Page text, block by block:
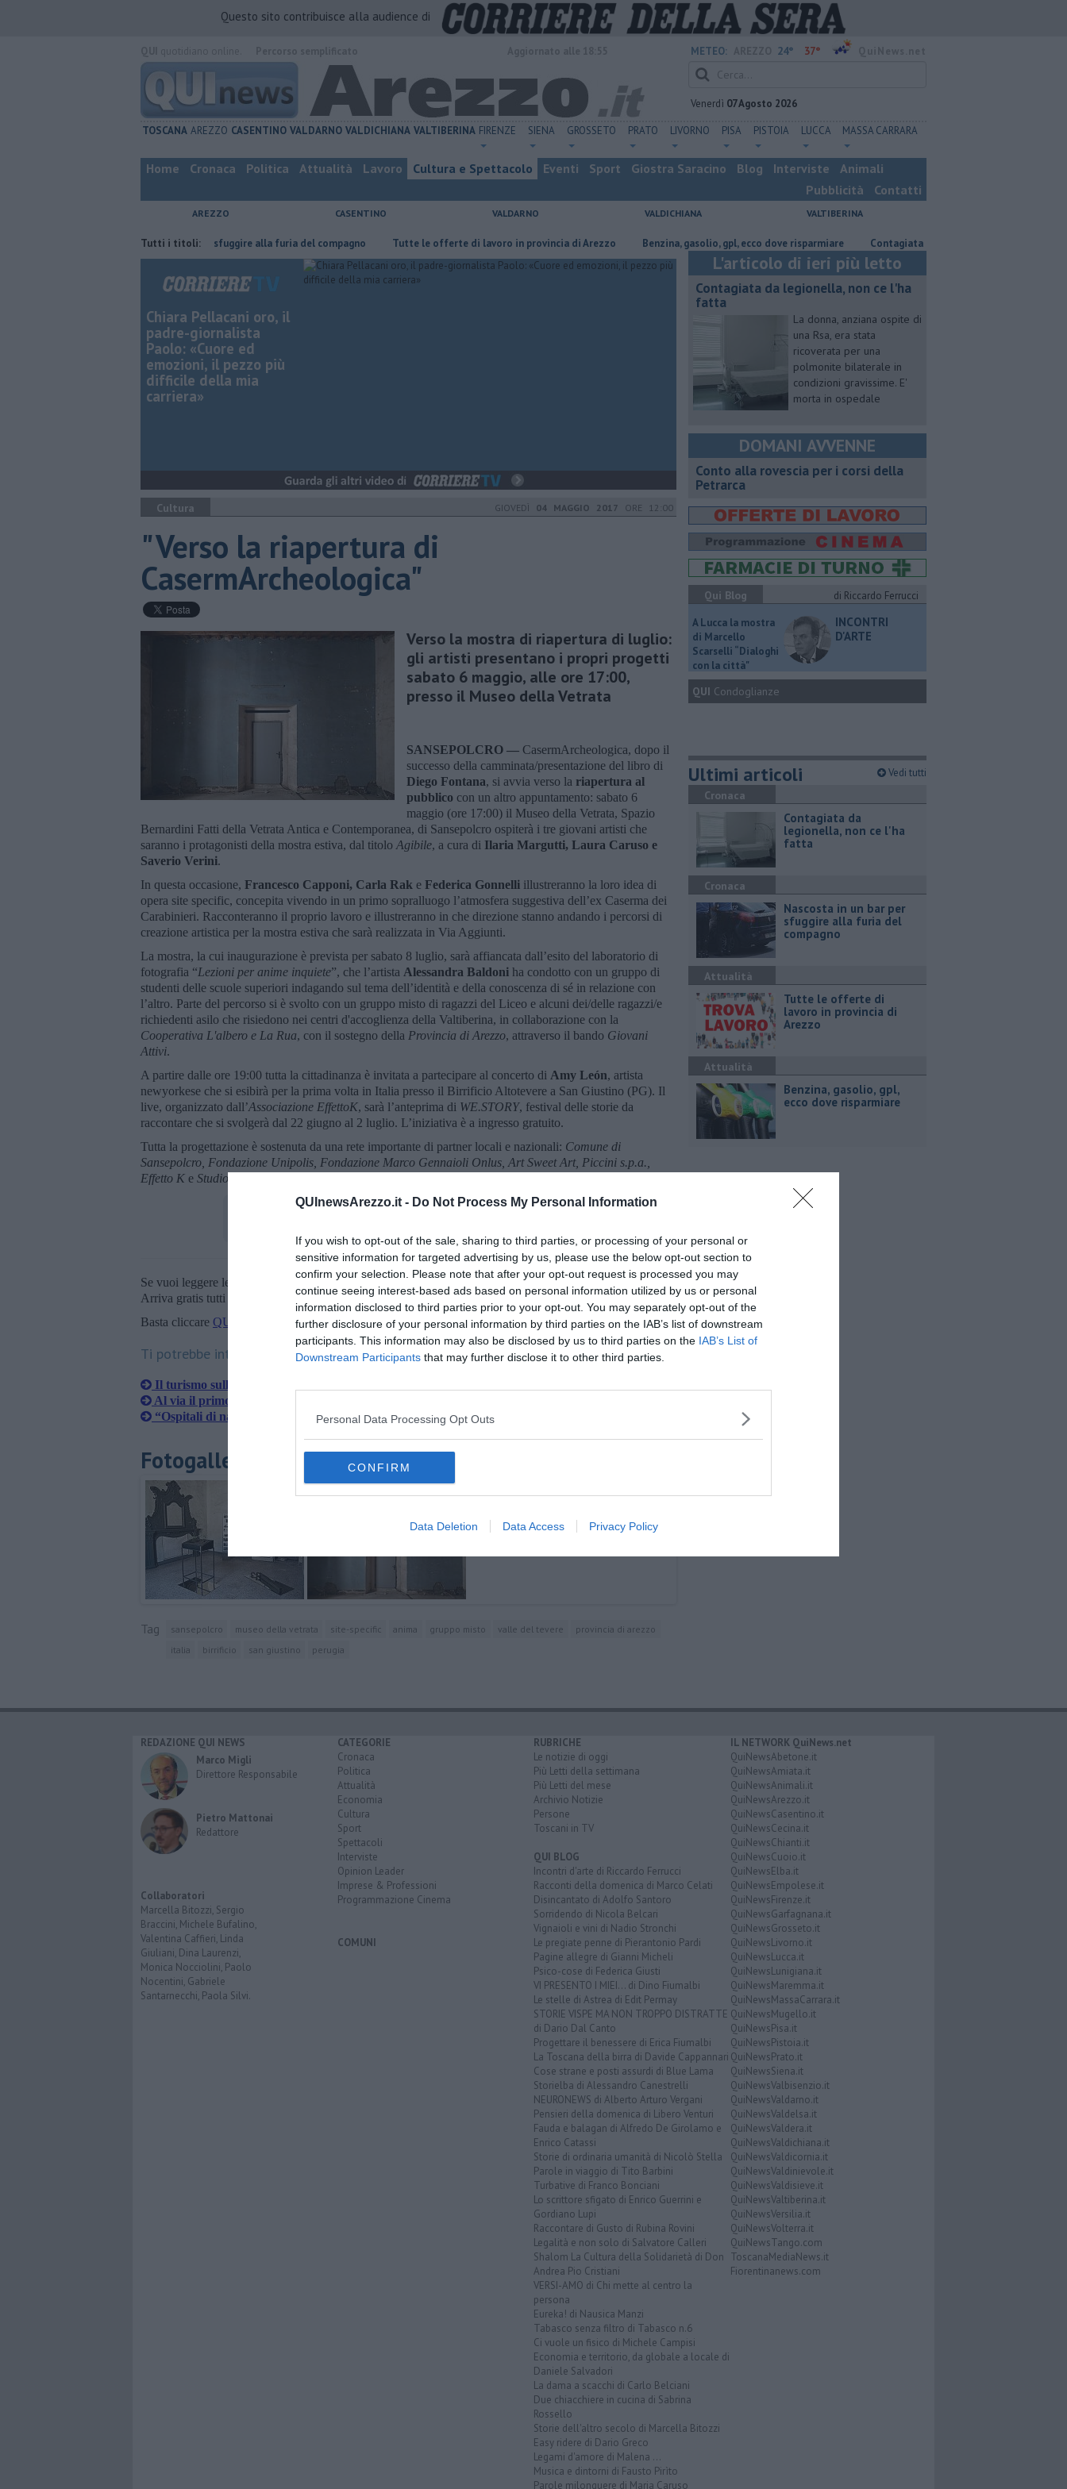
QUInewsArezzo.it - Do Not Process My Personal Information
If you wish to opt-out of the sale, sharing to third parties, or processing of your personal or
sensitive information for targeted advertising by us, please use the below opt-out section to
confirm your selection. Please note that after your opt-out request is processed you may
continue seeing interest-based ads based on personal information utilized by us or personal
information disclosed to third parties prior to your opt-out. You may separately opt-out of the
further disclosure of your personal information by third parties on the IAB’s list of downstream
participants. This information may also be disclosed by us to third parties on the IAB’s List of
Downstream Participants that may further disclose it to other third parties.
Personal Data Processing Opt Outs
CONFIRM
Data Deletion Data Access Privacy Policy
Questo sito contribuisce alla audience di
METEO: 24° 37°
Venerdì 07 Agosto 2026
TOSCANA AREZZO CASENTINO VALDARNO VALDICHIANA VALTIBERINA FIRENZE SIENA GROSSETO PRATO LIVORNO PISA PISTOIA LUCCA MASSA CARRARA
Home Cronaca Politica Attualità Lavoro Cultura e Spettacolo Eventi Sport Giostra Saracino Blog Interviste
Animali
Pubblicità
Contatti
AREZZO CASENTINO VALDARNO VALDICHIANA VALTIBERINA
Tutti i titoli:
Nascosta in un bar per sfuggire alla furia del compagno ​Tutte le offerte di lavoro in provincia di Arezzo ​Benzina, gasolio, gpl, ecco dove risparmiare Contagiata da legionella, non ce l'ha fatta
Chiara Pellacani oro, il
padre-giornalista
Paolo: «Cuore ed
emozioni, il pezzo più
difficile della mia
carriera»
Cultura GIOVEDÌ 04 MAGGIO 2017 ORE 12:00
"Verso la riapertura di
CasermArcheologica"
Verso la mostra di riapertura di luglio:
gli artisti presentano i propri progetti
sabato 6 maggio, alle ore 17:00,
presso il Museo della Vetrata
SANSEPOLCRO — CasermArcheologica, dopo il
successo della camminata/presentazione del libro di
Diego Fontana, si avvia verso la riapertura al
pubblico con un altro appuntamento: sabato 6
maggio (ore 17:00) il Museo della Vetrata, Spazio
Bernardini Fatti della Vetrata Antica e Contemporanea, di Sansepolcro ospiterà i tre giovani artisti che
saranno i protagonisti della mostra estiva, dal titolo Agibile, a cura di Ilaria Margutti, Laura Caruso e
Saverio Verini.
In questa occasione, Francesco Capponi, Carla Rak e Federica Gonnelli illustreranno la loro idea di
opera site specific, concepita vivendo in un primo sopralluogo l’atmosfera suggestiva dell’ex Caserma dei
Carabinieri. Racconteranno il proprio lavoro e illustreranno in che direzione stanno andando i percorsi di
creazione artistica per la mostra estiva che sarà realizzata in Via Aggiunti.
La mostra, la cui inaugurazione è prevista per sabato 8 luglio, sarà affiancata dall’esito del laboratorio di
fotografia “Lezioni per anime inquiete”, che l’artista Alessandra Baldoni ha condotto con un gruppo di
studenti delle scuole superiori indagando sul tema dell’identità e della conoscenza di sé in relazione con
l’altro. Parte del percorso si è svolto con un gruppo misto di ragazzi del Liceo e alcuni dei/delle ragazzi/e
richiedenti asilo che risiedono nei centri d'accoglienza della Valtiberina, in collaborazione con la
Cooperativa L'albero e La Rua, con il sostegno della Provincia di Arezzo, attraverso il bando Giovani
Attivi.
A partire dalle ore 19:00 tutta la cittadinanza è invitata a partecipare al concerto di Amy León, artista
newyorkese che si esibirà per la prima volta in Italia presso il Birrificio Altotevere a San Giustino (PG). Il
live, organizzato dall’Associazione EffettoK, sarà l’anteprima di WE.STORY, festival delle storie da
raccontare che si svolgerà dal 22 giugno al 2 luglio. L’iniziativa è a ingresso gratuito.
Tutta la progettazione è sostenuta da una rete importante di partner locali e nazionali: Comune di
Sansepolcro, Fondazione Unipolis, Fondazione Marco Gennaioli Onlus, Art Sweet Art, Piccini s.p.a.,
Effetto K e Studio Idea.
Se vuoi leggere le notizie principali della Toscana iscriviti allaNewsletter QUInews - ToscanaMedia.
Arriva gratis tutti i giorni alle 20:00 direttamente nella tua casella di posta.
Basta cliccare QUI
Ti potrebbe interessare anche:
Il turismo sulle orme di San Francesco
Al via il primo Festival dello spettatore
“Ospitali di natura”, l'essenza del Kilowatt
Fotogallery
Tag sansepolcro museo della vetrata site-specific anima gruppo misto valle del tevere
provincia di arezzo
italia
birrificio san giustino perugia
L'articolo di ieri più letto
Contagiata da legionella, non ce l'ha
fatta
La donna, anziana ospite di
una Rsa, era stata
ricoverata per una
polmonite bilaterale in
condizioni gravissime. E'
morta in ospedale
DOMANI AVVENNE
​Conto alla rovescia per i corsi della
Petrarca
Qui Blog
di Riccardo Ferrucci
A Lucca la mostra
di Marcello
Scarselli “Dialoghi
con la città"
INCONTRI
D'ARTE
QUI Condoglianze
Ultimi articoli Vedi tutti
Cronaca
Contagiata da
legionella, non ce l'ha
fatta
Cronaca
Nascosta in un bar per
sfuggire alla furia del
compagno
Attualità
​Tutte le offerte di
lavoro in provincia di
Arezzo
Attualità
​Benzina, gasolio, gpl,
ecco dove risparmiare
REDAZIONE QUI NEWS
Marco Migli
Direttore Responsabile
Pietro Mattonai
Redattore
Collaboratori
Marcella Bitozzi, Sergio
Braccini, Michele Bufalino,
Valentina Caffieri, Linda
Giuliani, Dina Laurenzi,
Monica Nocciolini, Paolo
Nocentini, Gabriele
Santarnecchi, Paola Silvi.
CATEGORIE
Cronaca
Politica
Attualità
Economia
Cultura
Sport
Spettacoli
Interviste
Opinion Leader
Imprese & Professioni
Programmazione Cinema
COMUNI
RUBRICHE
Le notizie di oggi
Più Letti della settimana
Più Letti del mese
Archivio Notizie
Persone
Toscani in TV
QUI BLOG
Incontri d'arte di Riccardo Ferrucci
Racconti della domenica di Marco Celati
Disincantato di Adolfo Santoro
Sorridendo di Nicola Belcari
Vignaioli e vini di Nadio Stronchi
Le pregiate penne di Pierantonio Pardi
Pagine allegre di Gianni Micheli
Psico-cose di Federica Giusti
VI PRESENTO I MIEI... di Dino Fiumalbi
Le stelle di Astrea di Edit Permay
STORIE VISPE MA NON TROPPO DISTRATTE
di Dario Dal Canto
Progettare il benessere di Erica Fiumalbi
La Toscana della birra di Davide Cappannari
Cose strane e posti assurdi di Blue Lama
Storielba di Alessandro Canestrelli
NEURONEWS di Alberto Arturo Vergani
Pensieri della domenica di Libero Venturi
Fauda e balagan di Alfredo De Girolamo e
Enrico Catassi
Storie di ordinaria umanità di Nicolò Stella
Parole in viaggio di Tito Barbini
Turbative di Franco Bonciani
Lo scrittore sfigato di Enrico Guerrini e
Gordiano Lupi
Raccontare di Gusto di Rubina Rovini
Legalità e non solo di Salvatore Calleri
Shalom La Cultura della Solidarietà di Don
Andrea Pio Cristiani
VERSI-AMO di Chi mette al centro la
persona
Eureka! di Nausica Manzi
Tabasco senza filtro di Tabasco n.6
Ci vuole un fisico di Michele Campisi
Economia e territorio, da globale a locale di
Daniele Salvadori
La dama a scacchi di Carlo Belciani
Due chiacchiere in cucina di Sabrina
Rossello
Storie dell'altro secolo di Marcella Bitozzi
Easy ridere di Dario Greco
Legami d'amore di Malena ...
Musica e dintorni di Fausto Pirìto
Parole milonguere di Maria Caruso
IL NETWORK QuiNews.net
QuiNewsAbetone.it
QuiNewsAmiata.it
QuiNewsAnimali.it
QuiNewsArezzo.it
QuiNewsCasentino.it
QuiNewsCecina.it
QuiNewsChianti.it
QuiNewsCuoio.it
QuiNewsElba.it
QuiNewsEmpolese.it
QuiNewsFirenze.it
QuiNewsGarfagnana.it
QuiNewsGrosseto.it
QuiNewsLivorno.it
QuiNewsLucca.it
QuiNewsLunigiana.it
QuiNewsMaremma.it
QuiNewsMassaCarrara.it
QuiNewsMugello.it
QuiNewsPisa.it
QuiNewsPistoia.it
QuiNewsPrato.it
QuiNewsSiena.it
QuiNewsValbisenzio.it
QuiNewsValdarno.it
QuiNewsValdelsa.it
QuiNewsValdera.it
QuiNewsValdichiana.it
QuiNewsValdicornia.it
QuiNewsValdinievole.it
QuiNewsValdisieve.it
QuiNewsValtiberina.it
QuiNewsVersilia.it
QuiNewsVolterra.it
QuiNewsTango.com
ToscanaMediaNews.it
Fiorentinanews.com